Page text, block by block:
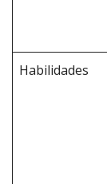
Habilidades